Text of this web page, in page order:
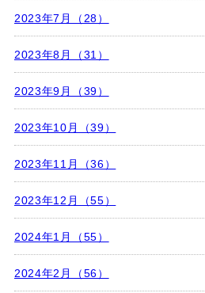
2023年7月（28）
2023年8月（31）
2023年9月（39）
2023年10月（39）
2023年11月（36）
2023年12月（55）
2024年1月（55）
2024年2月（56）